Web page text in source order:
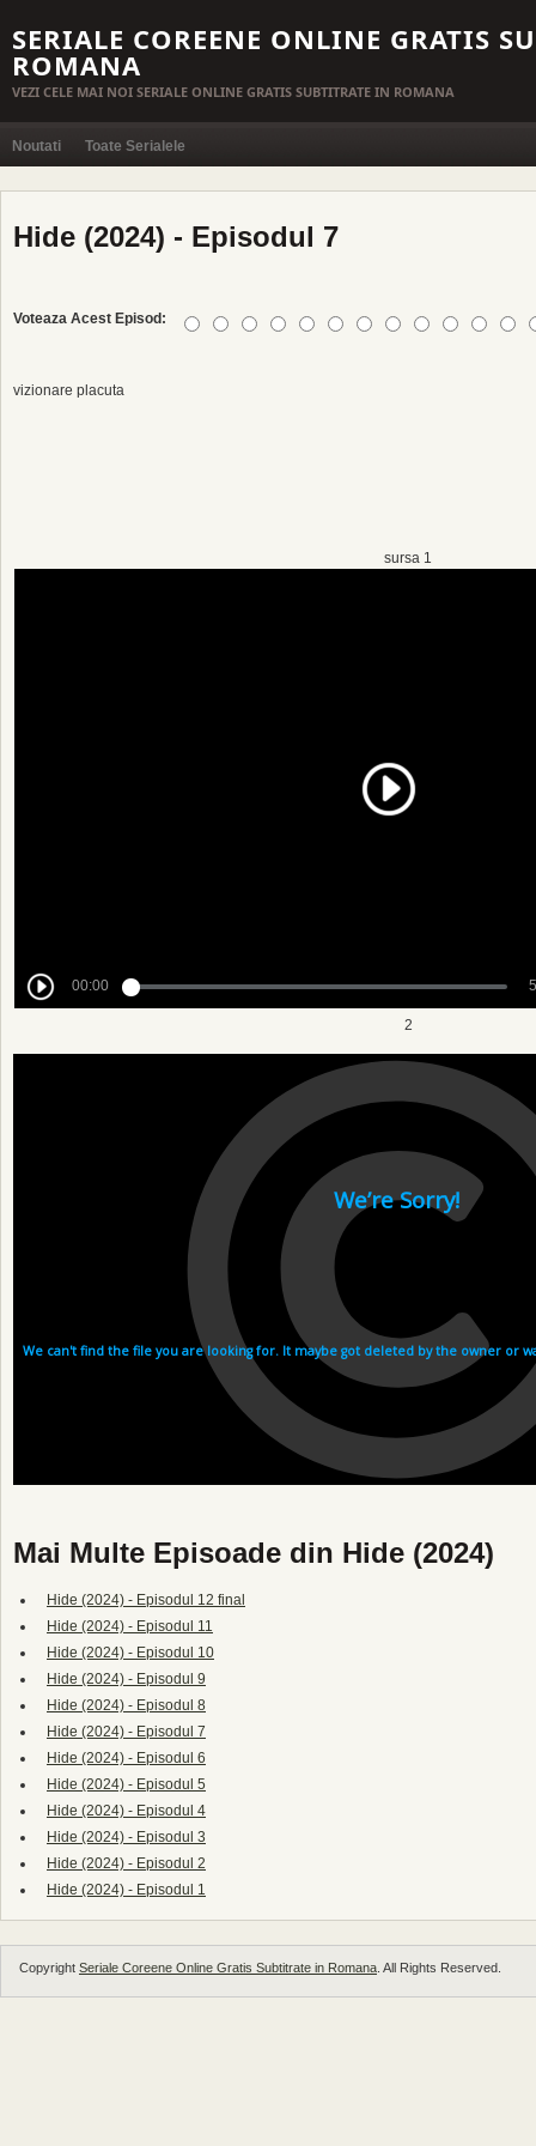
SERIALE COREENE ONLINE GRATIS
ROMANA
VEZI CELE MAI NOI SERIALE ONLINE GRATIS SUBTITRATE IN ROMANA
Noutati Toate Serialele
Hide (2024) - Episodul 7
Voteaza Acest Episod:
vizionare placuta
sursa 1
2
Mai Multe Episoade din Hide (2024)
Hide (2024) - Episodul 12 final
Hide (2024) - Episodul 11
Hide (2024) - Episodul 10
Hide (2024) - Episodul 9
Hide (2024) - Episodul 8
Hide (2024) - Episodul 7
Hide (2024) - Episodul 6
Hide (2024) - Episodul 5
Hide (2024) - Episodul 4
Hide (2024) - Episodul 3
Hide (2024) - Episodul 2
Hide (2024) - Episodul 1
Copyright Seriale Coreene Online Gratis Subtitrate in Romana . All Rights Reserved.